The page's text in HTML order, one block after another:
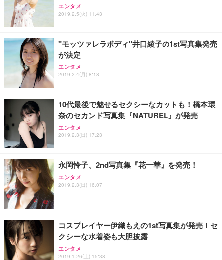
エンタメ
2019.2.5(火) 11:43
"モッツァレラボディ"井口綾子の1st写真集発売
が決定
エンタメ
2019.2.4(月) 8:18
10代最後で魅せるセクシーなカットも！橋本環
奈のセカンド写真集『NATUREL』が発売
エンタメ
2019.2.3(日) 17:23
永岡怜子、2nd写真集『花一華』を発売！
エンタメ
2019.2.3(日) 16:07
コスプレイヤー伊織もえの1st写真集が発売！セ
クシーな水着姿も大胆披露
エンタメ
2019.1.26(土) 15:38